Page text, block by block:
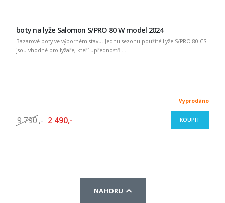
boty na lyže Salomon S/PRO 80 W model 2024
Bazarové boty ve výborném stavu. Jednu sezonu použité Lyže S/PRO 80 CS
jsou vhodné pro lyžaře, kteří upřednostň ...
Vyprodáno
9 790 ,- 2 490,- KOUPIT
NAHORU